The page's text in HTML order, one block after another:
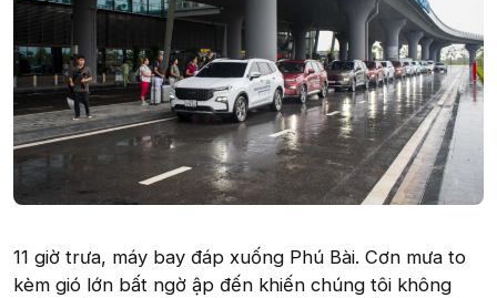
11 giờ trưa, máy bay đáp xuống Phú Bài. Cơn mưa to
kèm gió lớn bất ngờ ập đến khiến chúng tôi không